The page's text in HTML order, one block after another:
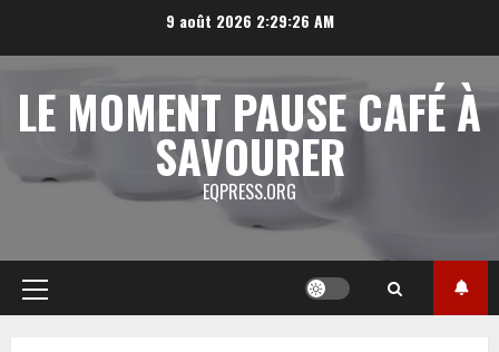
9 août 2026 2:29:26 AM
LE MOMENT PAUSE CAFÉ À
SAVOURER
EQPRESS.ORG
Menu
principal